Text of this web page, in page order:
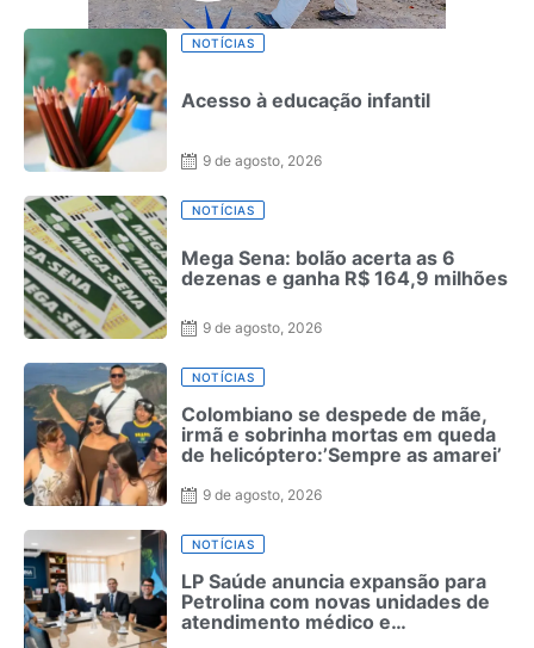
NOTÍCIAS
Acesso à educação infantil
9 de agosto, 2026
NOTÍCIAS
Mega Sena: bolão acerta as 6
dezenas e ganha R$ 164,9 milhões
9 de agosto, 2026
NOTÍCIAS
Colombiano se despede de mãe,
irmã e sobrinha mortas em queda
de helicóptero:’Sempre as amarei’
9 de agosto, 2026
NOTÍCIAS
LP Saúde anuncia expansão para
Petrolina com novas unidades de
atendimento médico e